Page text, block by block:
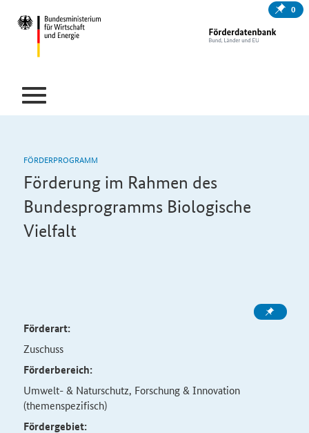
0
FÖRDERPROGRAMM
Förderung im Rahmen des
Bundesprogramms Biologische
Vielfalt
Förderart:
Zuschuss
Förderbereich:
Umwelt- & Naturschutz, Forschung & Innovation
(themenspezifisch)
Fördergebiet: